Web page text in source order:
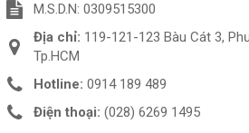
M.S.D.N: 0309515300
Địa chỉ: 119-121-123 Bàu Cát 3,
Tp.HCM
Hotline: 0914 189 489
Điện thoại: (028) 6269 1495